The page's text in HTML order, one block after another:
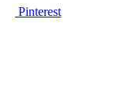
Pinterest